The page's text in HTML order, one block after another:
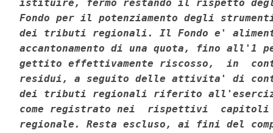
istituire, fermo restando il rispetto
Fondo per il potenziamento degli
dei tributi regionali. Il Fondo e'
accantonamento di una quota, fino all'1
gettito effettivamente riscosso,  in
residui, a seguito delle attivita' di
dei tributi regionali riferito
come registrato nei  rispettivi
regionale. Resta escluso, ai fini del